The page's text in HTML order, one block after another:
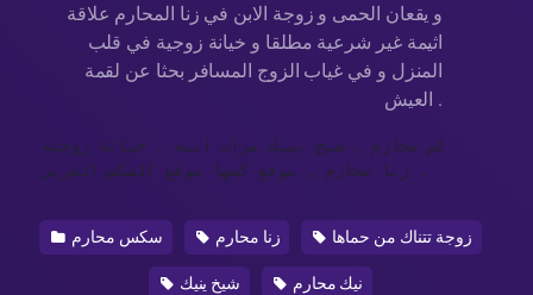
و يقعان الحمى و زوجة الابن في زنا المحارم علاقة
اثيمة غير شرعية مطلقا و خيانة زوجية في قلب
المنزل و في غياب الزوج المسافر بحثا عن لقمة
العيش .
سكس محارم , شيخ ينيك مرات ابنه , خيانة زوجية ,
من حماها , زنا محارم , موقع كسها موقع السكس العربي
سكس محارم زنا محارم زوجة تتناك من حماها
شيخ ينيك نيك محارم